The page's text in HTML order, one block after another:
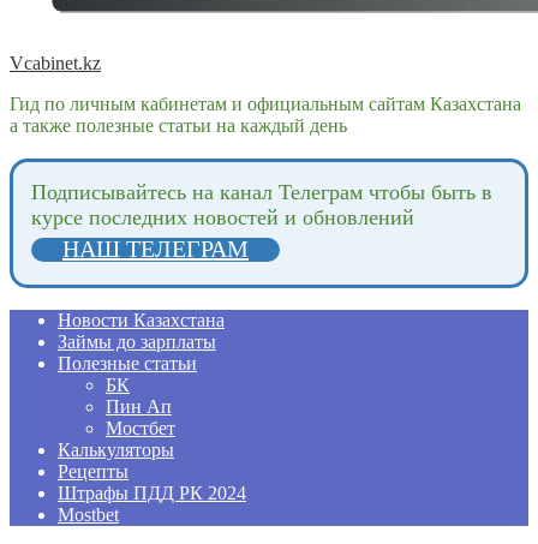
Vcabinet.kz
Гид по личным кабинетам и официальным сайтам Казахстана
а также полезные статьи на каждый день
Подпиcывайтесь на канал Телеграм чтобы быть в
курсе последних новостей и обновлений
НАШ ТЕЛЕГРАМ
Новости Казахстана
Займы до зарплаты
Полезные статьи
БК
Пин Ап
Мостбет
Калькуляторы
Рецепты
Штрафы ПДД РК 2024
Mostbet